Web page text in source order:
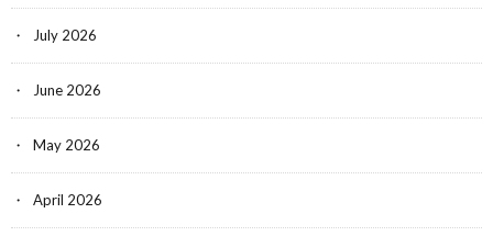
July 2026
June 2026
May 2026
April 2026